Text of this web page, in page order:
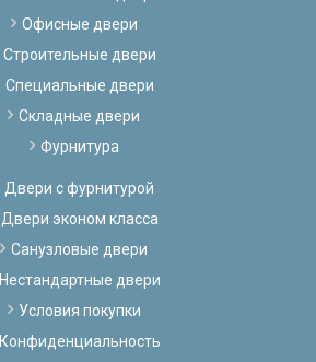
Офисные двери
Строительные двери
Специальные двери
Складные двери
Фурнитура
Двери с фурнитурой
Двери эконом класса
Санузловые двери
Нестандартные двери
Условия покупки
Конфиденциальность